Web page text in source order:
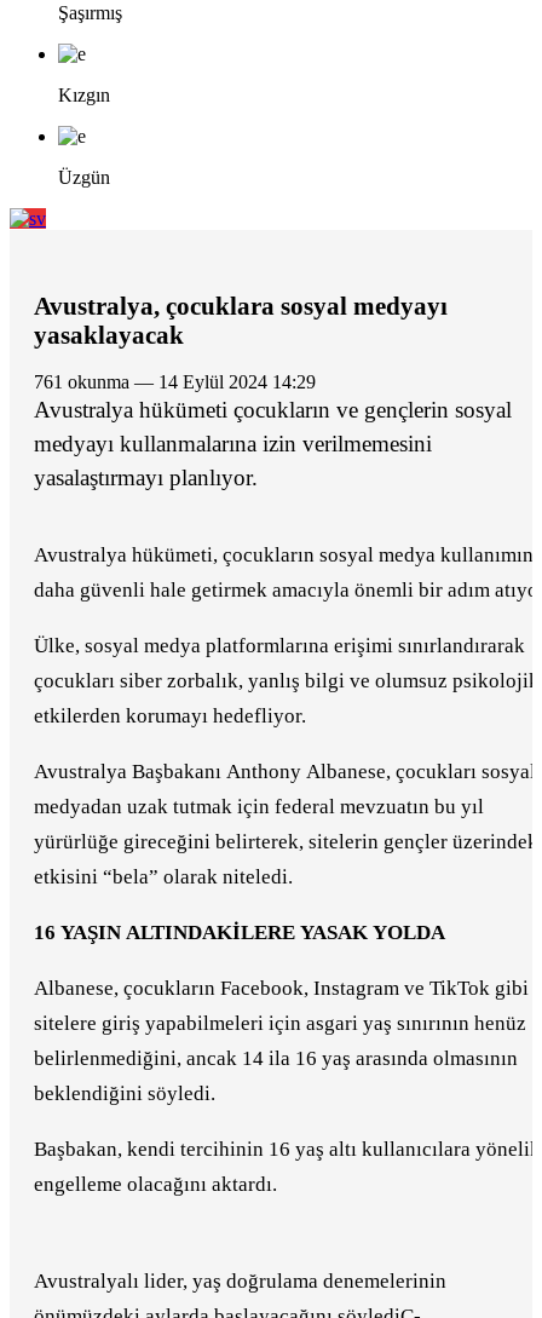
Şaşırmış
Kızgın
Üzgün
Avustralya, çocuklara sosyal medyayı
yasaklayacak
761 okunma — 14 Eylül 2024 14:29
Avustralya hükümeti çocukların ve gençlerin sosyal
medyayı kullanmalarına izin verilmemesini
yasalaştırmayı planlıyor.
Avustralya hükümeti, çocukların sosyal medya kullanımını
daha güvenli hale getirmek amacıyla önemli bir adım
Ülke, sosyal medya platformlarına erişimi sınırlandırarak
çocukları siber zorbalık, yanlış bilgi ve olumsuz psikolojik
etkilerden korumayı hedefliyor.
Avustralya Başbakanı Anthony Albanese, çocukları sosyal
medyadan uzak tutmak için federal mevzuatın bu yıl
yürürlüğe gireceğini belirterek, sitelerin gençler
etkisini “bela” olarak niteledi.
16 YAŞIN ALTINDAKİLERE YASAK YOLDA
Albanese, çocukların Facebook, Instagram ve TikTok gibi
sitelere giriş yapabilmeleri için asgari yaş sınırının henüz
belirlenmediğini, ancak 14 ila 16 yaş arasında olmasının
beklendiğini söyledi.
Başbakan, kendi tercihinin 16 yaş altı kullanıcılara yönelik
engelleme olacağını aktardı.
Avustralyalı lider, yaş doğrulama denemelerinin